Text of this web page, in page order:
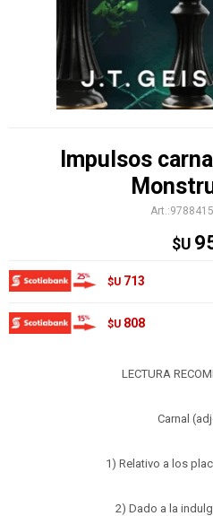
Impulsos
$U
$U 713
$U 808
LECTURA
Carnal
1) Relativo a los
2) Dado a la